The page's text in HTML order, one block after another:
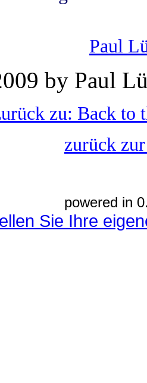
Paul
by Paul
zu: Back to
zurück
powered in
Sie Ihre